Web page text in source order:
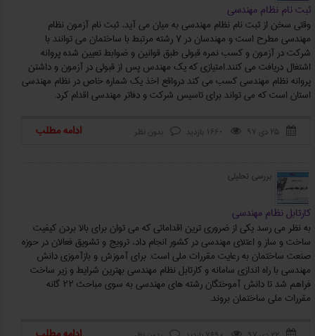
ثبت نام نظام مهندسی
وقتی سخن از ثبت نام نظام مهندسی به میان می آید، ثبت نام آزمون نظام
مهندسی مطرح است و مهندسان در 7 رشته مرتبط با ساختمان می توانند با
شرکت در آزمون و کسب نمره قبولی طبق قوانین و ضوابط تعیین شده پروانه
اشتغال دریافت می کنند.امتیازی که یک مهندس پس از قبولی در آزمون و داشتن
پروانه نظام مهندسی کسب می کند درواقع اخذ یک شماره خاص در نظام مهندسی
استان است که می تواند برای تاسیس شرکت و دفاتر مهندسی اقدام کرد.
 ۲۵ دی ۹۷  1660 بازدید  بدون نظر ادامه مطلب
بررسی تحلیلی
کارتابل نظام مهندسی
به نظر می رسد یکی از ضروری ‌ترین اقداماتی که می توان برای بالا بردن کیفیت
ساخت و ساز و اعتلای مهندسی در کشور انجام داد، ترویج و تشویق فعالان در حوزه
صنعت ساختمان به رعایت مقررات ملی است. برای آموزش و بازآموزی دانش
مهندسی با راه اندازی سامانه و کارتابل نظام مهندسی بهترین شرایط و زیر ساخت
فراهم شد تا دانش آموختگان رشته های مهندسی به سوی مباحث 22 گانه
مقررات ملی ساختمان بروند.


